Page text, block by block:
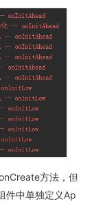
方法，但
件中单独定义Ap